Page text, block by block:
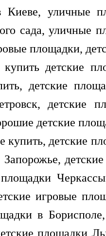
Киеве, уличные
сада, уличные
площадки,
купить детские
детские
детские
детские
купить, детские
игровые
в
площадки